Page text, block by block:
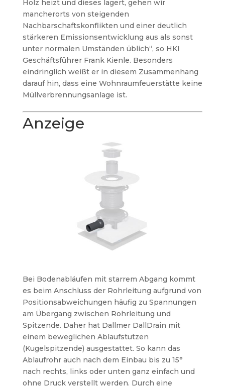
Holz heizt und dieses lagert, gehen wir
mancherorts von steigenden
Nachbarschaftskonflikten und einer deutlich
stärkeren Emissionsentwicklung aus als sonst
unter normalen Umständen üblich“, so HKI
Geschäftsführer Frank Kienle. Besonders
eindringlich weißt er in diesem Zusammenhang
darauf hin, dass eine Wohnraumfeuerstätte keine
Müllverbrennungsanlage ist.
Anzeige
Bei Bodenabläufen mit starrem Abgang kommt
es beim Anschluss der Rohrleitung aufgrund von
Positionsabweichungen häufig zu Spannungen
am Übergang zwischen Rohrleitung und
Spitzende. Daher hat Dallmer DallDrain mit
einem beweglichen Ablaufstutzen
(Kugelspitzende) ausgestattet. So kann das
Ablaufrohr auch nach dem Einbau bis zu 15°
nach rechts, links oder unten ganz einfach und
ohne Druck verstellt werden. Durch eine